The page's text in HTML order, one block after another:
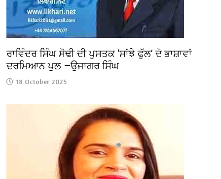
ਰਾਵਿੰਦਰ ਸਿੰਘ ਸੋਢੀ ਦੀ ਪੁਸਤਕ ‘ਸਾਂਝੇ ਫੁੱਲ’ ਦੋ ਭਾਸ਼ਾਵਾਂ
ਦਰਮਿਆਨ ਪੁਲ —ਉਜਾਗਰ ਸਿੰਘ
18 October 2025